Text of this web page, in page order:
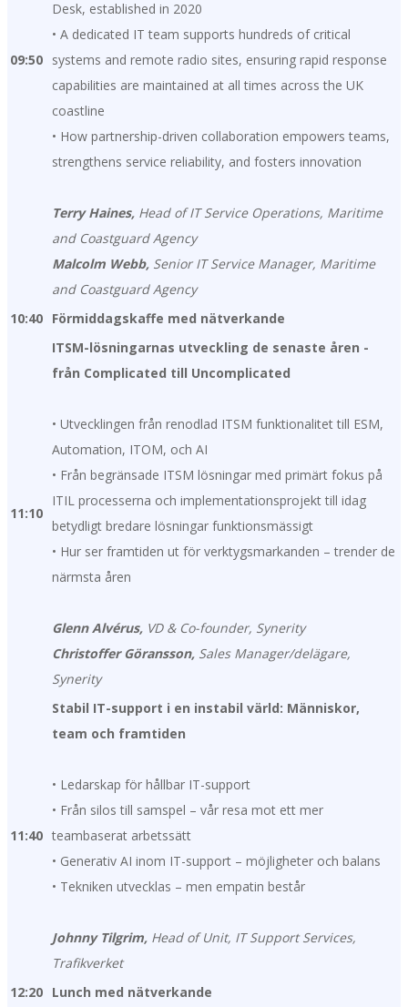
09:50
Desk, established in 2020
• A dedicated IT team supports hundreds of critical
systems and remote radio sites, ensuring rapid response
capabilities are maintained at all times across the UK
coastline
• How partnership-driven collaboration empowers teams,
strengthens service reliability, and fosters innovation
Terry Haines, Head of IT Service Operations, Maritime
and Coastguard Agency
Malcolm Webb, Senior IT Service Manager, Maritime
and Coastguard Agency
10:40 Förmiddagskaffe med nätverkande
11:10
ITSM-lösningarnas utveckling de senaste åren -
från Complicated till Uncomplicated
• Utvecklingen från renodlad ITSM funktionalitet till ESM,
Automation, ITOM, och AI
• Från begränsade ITSM lösningar med primärt fokus på
ITIL processerna och implementationsprojekt till idag
betydligt bredare lösningar funktionsmässigt
• Hur ser framtiden ut för verktygsmarkanden – trender de
närmsta åren
Glenn Alvérus, VD & Co-founder, Synerity
Christoffer Göransson, Sales Manager/delägare,
Synerity
11:40
Stabil IT-support i en instabil värld: Människor,
team och framtiden
• Ledarskap för hållbar IT-support
• Från silos till samspel – vår resa mot ett mer
teambaserat arbetssätt
• Generativ AI inom IT-support – möjligheter och balans
• Tekniken utvecklas – men empatin består
Johnny Tilgrim, Head of Unit, IT Support Services,
Trafikverket
12:20 Lunch med nätverkande